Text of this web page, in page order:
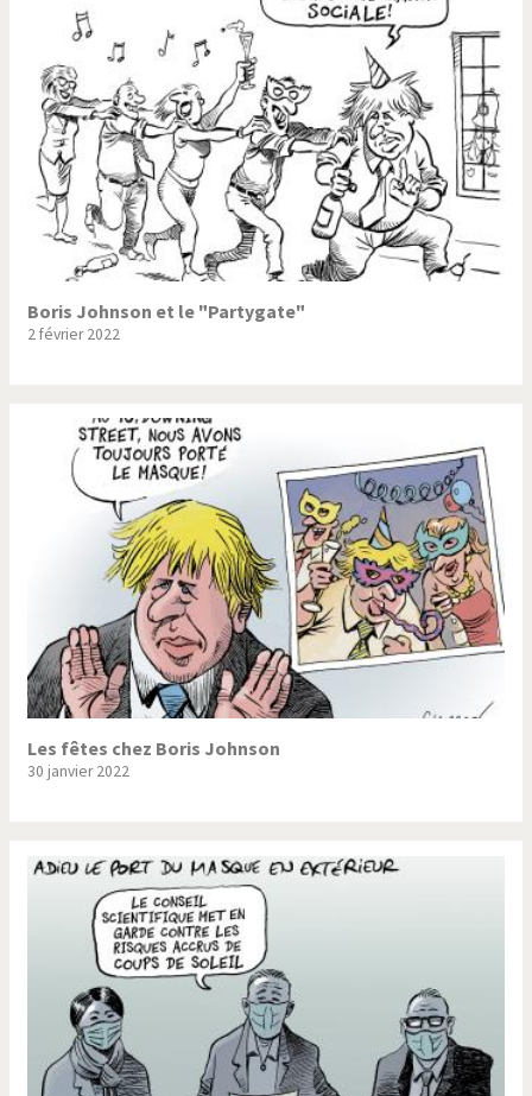
Trump II Un monde de foot
Vous avez dit "Islam"?
Boris Johnson et le "Partygate"
2 février 2022
Les fêtes chez Boris Johnson
30 janvier 2022